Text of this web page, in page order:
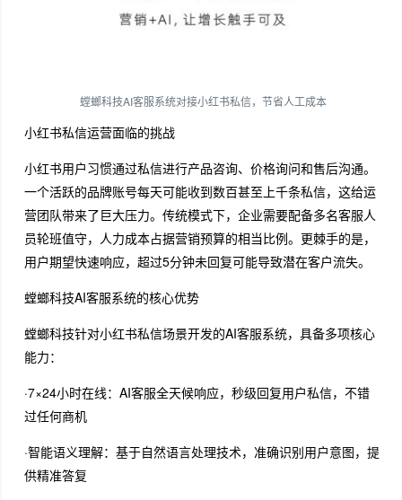
螳螂科技AI客服系统对接小红书私信，节省人工成本
小红书私信运营面临的挑战
小红书用户习惯通过私信进行产品咨询、价格询问和售后沟通。
一个活跃的品牌账号每天可能收到数百甚至上千条私信，这给运
营团队带来了巨大压力。传统模式下，企业需要配备多名客服人
员轮班值守，人力成本占据营销预算的相当比例。更棘手的是，
用户期望快速响应，超过5分钟未回复可能导致潜在客户流失。
螳螂科技AI客服系统的核心优势
螳螂科技针对小红书私信场景开发的AI客服系统，具备多项核心
能力：
·7×24小时在线：AI客服全天候响应，秒级回复用户私信，不错
过任何商机
·智能语义理解：基于自然语言处理技术，准确识别用户意图，提
供精准答复